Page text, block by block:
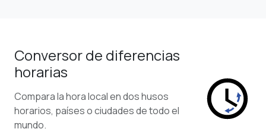
Conversor de diferencias
horarias
Compara la hora local en dos husos
horarios, países o ciudades de todo el
mundo.